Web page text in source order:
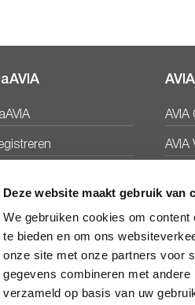
Deze website maakt gebruik van
We gebruiken cookies om
te bieden en om ons
onze site met onze partners voor
gegevens combineren met
verzameld op basis van uw
AVIA
AVIA